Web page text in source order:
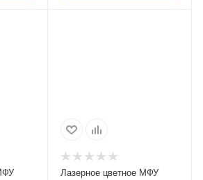
Лазерное цветное МФУ